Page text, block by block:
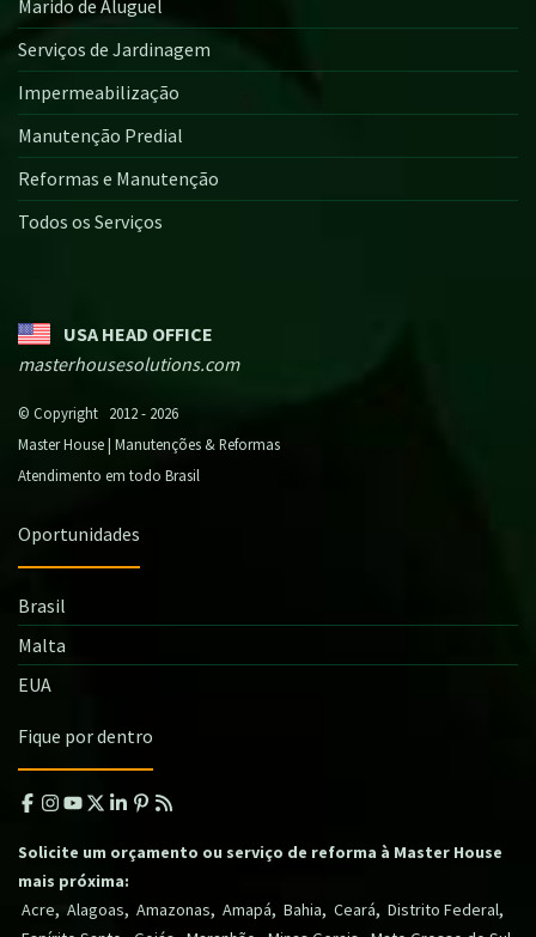
Marido de Aluguel
Serviços de Jardinagem
Impermeabilização
Manutenção Predial
Reformas e Manutenção
Todos os Serviços
USA HEAD OFFICE
masterhousesolutions.com
© Copyright 2012 - 2026
Master House | Manutenções & Reformas
Atendimento em todo Brasil
Oportunidades
Brasil
Malta
EUA
Fique por dentro
Solicite um orçamento ou serviço de reforma à Master House
mais próxima:
Acre, Alagoas, Amazonas, Amapá, Bahia, Ceará, Distrito Federal,